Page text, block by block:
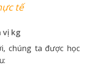
tế
vị kg
chúng ta được học